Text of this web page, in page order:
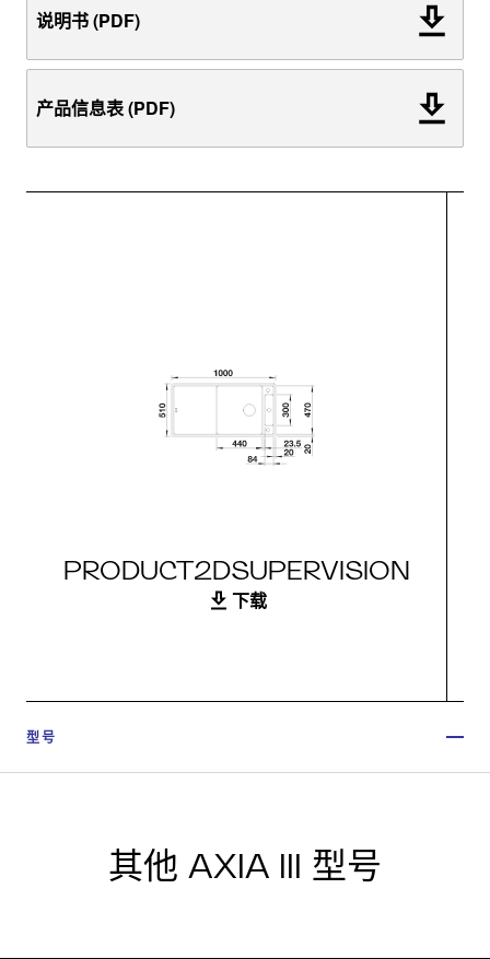
说明书 (PDF)
产品信息表 (PDF)
PRODUCT2DSUPERVISION
下载
型号
其他 AXIA III 型号